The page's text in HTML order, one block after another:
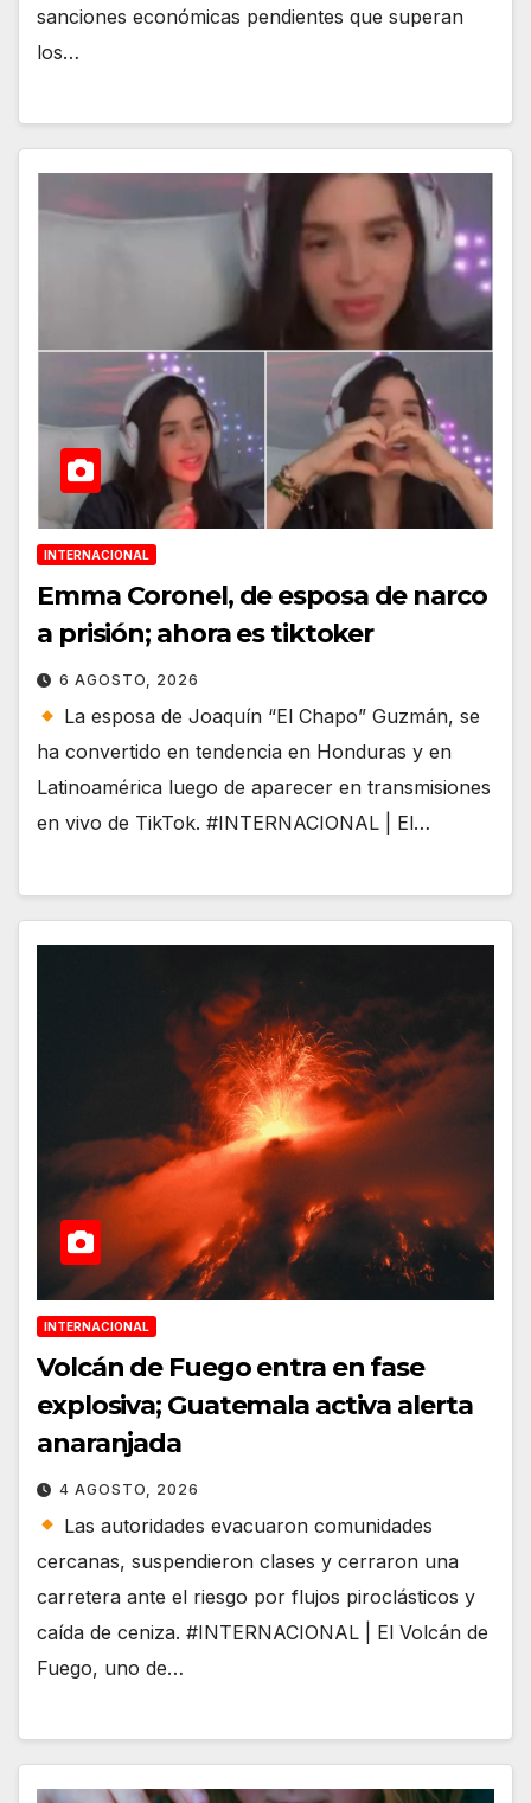
sanciones económicas pendientes que superan
los…
INTERNACIONAL
Emma Coronel, de esposa de narco
a prisión; ahora es tiktoker
6 AGOSTO, 2026
La esposa de Joaquín “El Chapo” Guzmán, se
ha convertido en tendencia en Honduras y en
Latinoamérica luego de aparecer en transmisiones
en vivo de TikTok. #INTERNACIONAL | El…
INTERNACIONAL
Volcán de Fuego entra en fase
explosiva; Guatemala activa alerta
anaranjada
4 AGOSTO, 2026
Las autoridades evacuaron comunidades
cercanas, suspendieron clases y cerraron una
carretera ante el riesgo por flujos piroclásticos y
caída de ceniza. #INTERNACIONAL | El Volcán de
Fuego, uno de…